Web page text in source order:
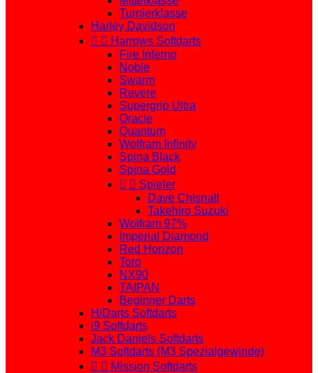
Turnierklasse
Harley Davidson
  Harrows Softdarts
Fire Inferno
Noble
Swarm
Revere
Supergrip Ultra
Oracle
Quantum
Wolfram Infinity
Spina Black
Spina Gold
  Spieler
Dave Chisnall
Takehiro Suzuki
Wolfram 97%
Imperial Diamond
Red Horizon
Toro
NX90
TAIPAN
Beginner Darts
HiDarts Softdarts
i9 Softdarts
Jack Daniels Softdarts
M3 Softdarts (M3 Spezialgewinde)
  Mission Softdarts